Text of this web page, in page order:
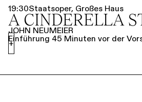
19:30Staatsoper, Großes Haus
A CINDERELLA
JOHN NEUMEIER
Einführung 45 Minuten vor der
+